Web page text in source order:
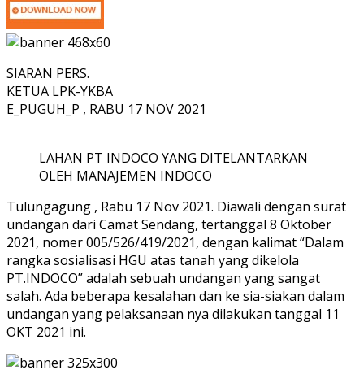
SIARAN PERS.
KETUA LPK-YKBA
E_PUGUH_P , RABU 17 NOV 2021
LAHAN PT INDOCO YANG DITELANTARKAN
OLEH MANAJEMEN INDOCO
Tulungagung , Rabu 17 Nov 2021. Diawali dengan surat
undangan dari Camat Sendang, tertanggal 8 Oktober
2021, nomer 005/526/419/2021, dengan kalimat “Dalam
rangka sosialisasi HGU atas tanah yang dikelola
PT.INDOCO” adalah sebuah undangan yang sangat
salah. Ada beberapa kesalahan dan ke sia-siakan dalam
undangan yang pelaksanaan nya dilakukan tanggal 11
OKT 2021 ini.